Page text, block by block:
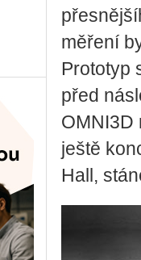
měření
Prototyp
před
OMNI3D
ještě
Hall,